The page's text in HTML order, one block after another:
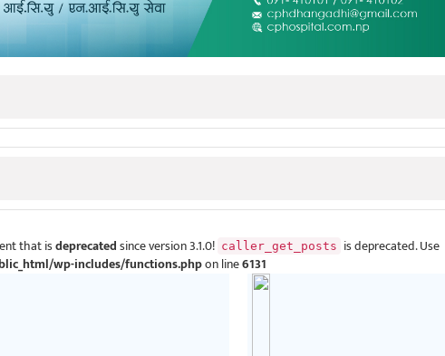
that isdeprecatedsince version 3.1.0! caller_get_posts is deprecated. Use
wp-includes/functions.phpon line6131